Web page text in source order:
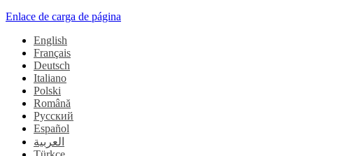
Enlace de carga de página
English
Français
Deutsch
Italiano
Polski
Română
Русский
Español
العربية